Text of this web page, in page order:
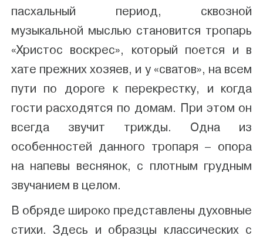
пасхальный период, сквозной
музыкальной мыслью становится тропарь
«Христос воскрес», который поется и в
хате прежних хозяев, и у «сватов», на всем
пути по дороге к перекрестку, и когда
гости расходятся по домам. При этом он
всегда звучит трижды. Одна из
особенностей данного тропаря – опора
на напевы веснянок, с плотным грудным
звучанием в целом.
В обряде широко представлены духовные
стихи. Здесь и образцы классических с